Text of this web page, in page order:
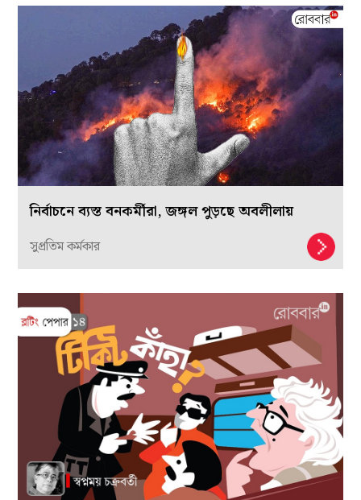
নির্বাচনে ব্যস্ত বনকর্মীরা, জঙ্গল পুড়ছে অবলীলায়
সুপ্রতিম কর্মকার